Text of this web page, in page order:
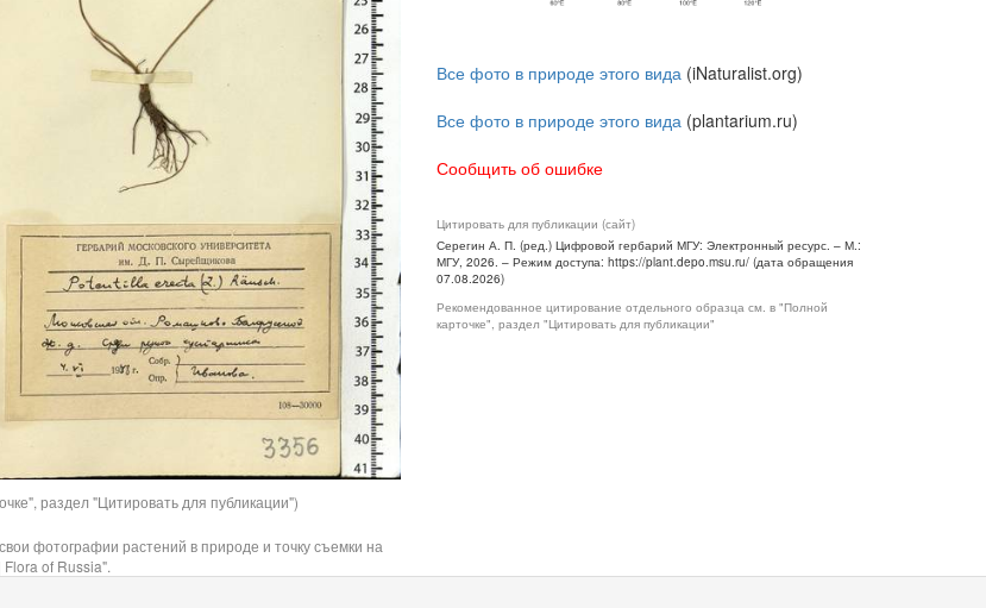
раздел "Цитировать для публикации")
фотографии растений в природе и точку съемки на
Flora of Russia".
Все фото в природе этого вида (iNaturalist.org)
Все фото в природе этого вида (plantarium.ru)
Сообщить об ошибке
Цитировать для публикации (сайт)
Серегин А. П. (ред.) Цифровой гербарий МГУ: Электронный ресурс. – М.:
МГУ, 2026. – Режим доступа: https://plant.depo.msu.ru/ (дата обращения
07.08.2026)
Рекомендованное цитирование отдельного образца см. в "Полной
карточке", раздел "Цитировать для публикации"